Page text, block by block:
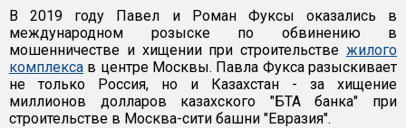
В 2019 году Павел и Роман Фуксы оказались в
международном розыске по обвинению в
мошенничестве и хищении при строительстве жилого
комплекса в центре Москвы. Павла Фукса разыскивает
не только Россия, но и Казахстан - за хищение
миллионов долларов казахского "БТА банка" при
строительстве в Москва-сити башни "Евразия".